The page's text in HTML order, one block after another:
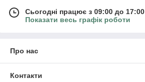
Сьогодні працює з 09:00 до 17:00
Показати весь графік роботи
Про нас
Контакти